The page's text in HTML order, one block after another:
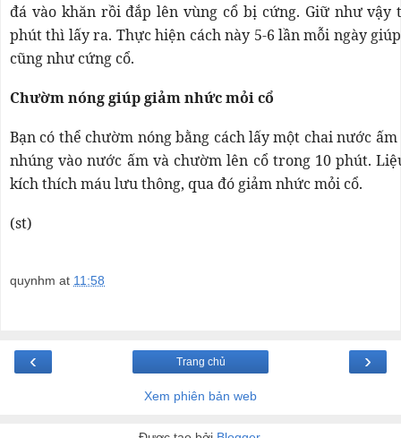
đá vào khăn rồi đắp lên vùng cổ bị cứng. Giữ như vậy
phút thì lấy ra. Thực hiện cách này 5-6 lần mỗi ngày
cũng như cứng cổ.
Chườm nóng giúp giảm nhức mỏi cổ
Bạn có thể chườm nóng bằng cách lấy một chai nước
nhúng vào nước ấm và chườm lên cổ trong 10 phút.
kích thích máu lưu thông, qua đó giảm nhức mỏi cổ.
(st)
quynhm at 11:58
‹ ›
Trang chủ
Xem phiên bản web